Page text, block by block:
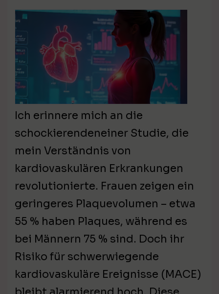
Ich erinnere mich an die
schockierendeneiner Studie, die
mein Verständnis von
kardiovaskulären Erkrankungen
revolutionierte. Frauen zeigen ein
geringeres Plaquevolumen – etwa
55 % haben Plaques, während es
bei Männern 75 % sind. Doch ihr
Risiko für schwerwiegende
kardiovaskuläre Ereignisse (MACE)